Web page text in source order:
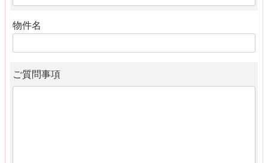
物件名
ご質問事項